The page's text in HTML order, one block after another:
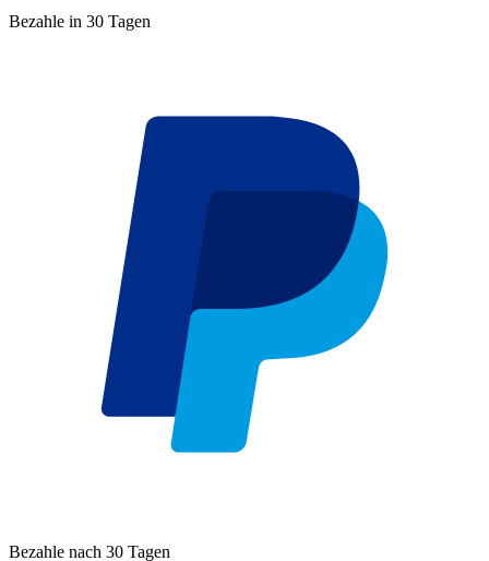
Bezahle in 30 Tagen
Bezahle nach 30 Tagen